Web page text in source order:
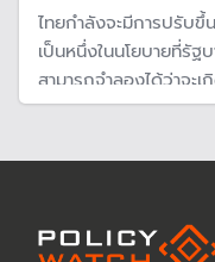
ไทยกำลังจะมีการปรับ
เป็นหนึ่งในนโยบายที่รัฐ
สามารถจำลองได้ว่าจะ
และการปรับตัวของผู้ป